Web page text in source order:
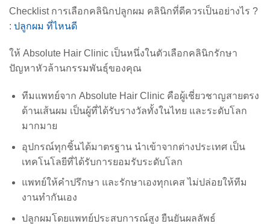
Checklist การเลือกคลินิกปลูกผม คลินิกที่ดีควรเป็นอย่างไร ?
: ปลูกผม ที่ไหนดี
ให้ Absolute Hair Clinic เป็นหนึ่งในตัวเลือกคลินิกรักษา
ปัญหาหัวล้านกรรมพันธุ์ของคุณ
ทีมแพทย์จาก Absolute Hair Clinic คือผู้เชี่ยวชาญสายตรง
ด้านเส้นผม เป็นผู้ที่ได้รับรางวัลทั้งในไทย และระดับโลก
มากมาย
อุปกรณ์ทุกชิ้นได้มาตรฐาน นำเข้าจากต่างประเทศ เป็น
เทคโนโลยีที่ได้รับการยอมรับระดับโลก
แพทย์ให้คำปรึกษา และรักษาเองทุกเคส ไม่ปล่อยให้ทีม
งานทำกันเอง
ปลูกผมโดยแพทย์ประสบการณ์สูง ยืนยันผลลัพธ์